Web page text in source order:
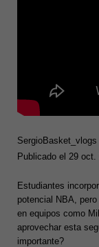
SergioBasket_vlogs
Publicado el 29 oct.
Estudiantes
potencial NBA,
en equipos como
aprovechar esta
importante?